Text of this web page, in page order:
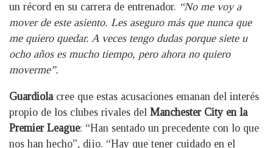
un récord en su carrera de entrenador. “No me voy a
mover de este asiento. Les aseguro más que nunca que
me quiero quedar. A veces tengo dudas porque siete u
ocho años es mucho tiempo, pero ahora no quiero
moverme”.
Guardiolacree que estas acusaciones emanan del interés
propio de los clubes rivales del Manchester City en la
Premier League: “Han sentado un precedente con lo que
nos han hecho”, dijo. “Hay que tener cuidado en el